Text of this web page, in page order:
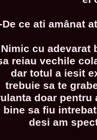
De ce ati amânat
cu adevarat
reiau vechile
dar totul a iesit
trebuie sa te
doar pentru
bine sa fiu
desi am